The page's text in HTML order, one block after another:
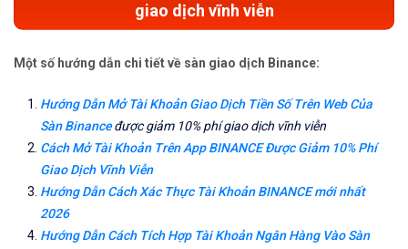
giao dịch vĩnh viễn
Một số hướng dẫn chi tiết về sàn giao dịch Binance:
Hướng Dẫn Mở Tài Khoản Giao Dịch Tiền Số Trên Web Của
Sàn Binanceđược giảm 10% phí giao dịch vĩnh viễn
Cách Mở Tài Khoản Trên App BINANCE Được Giảm 10% Phí
Giao Dịch Vĩnh Viễn
Hướng Dẫn Cách Xác Thực Tài Khoản BINANCE mới nhất
2026
Hướng Dẫn Cách Tích Hợp Tài Khoản Ngân Hàng Vào Sàn